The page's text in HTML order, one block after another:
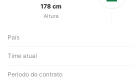
178 cm
Altura
País
Time atual
Período do contrato